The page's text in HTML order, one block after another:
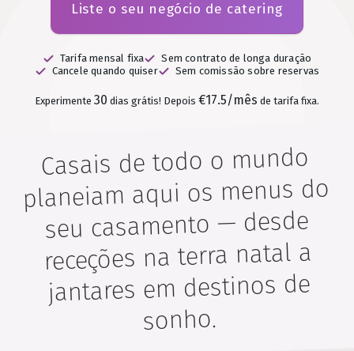
Liste o seu negócio de catering
Tarifa mensal fixa
Sem contrato de longa duração
Cancele quando quiser
Sem comissão sobre reservas
Experimente 30 dias grátis! Depois €17.5/mês de tarifa fixa.
Casais de todo o mundo
planeiam aqui os menus do
seu casamento — desde
receções na terra natal a
jantares em destinos de
sonho.